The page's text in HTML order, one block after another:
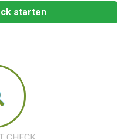
starten